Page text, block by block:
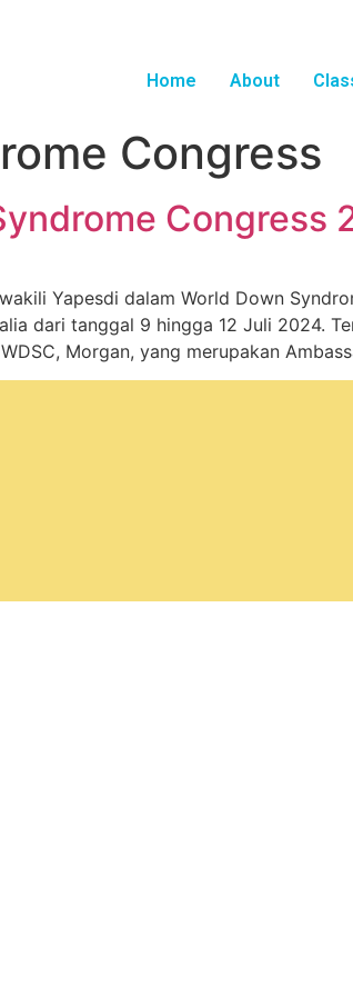
Home About
Congress
Congress
Yapesdi dalam World Down
dari tanggal 9 hingga 12 Juli 2024.
Morgan, yang merupakan